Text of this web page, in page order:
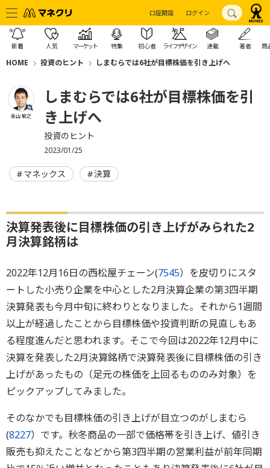
口座開設 ログイン
新着 人気 マーケット 特集 初心者 ライフデザイン 連載 著者 商
HOME 投資のヒント しまむらでは6社が目標株価を引き上げへ
金山 敏之
しまむらでは6社が目標株価を引
き上げへ
投資のヒント
2023/01/25
マネックス 決算
決算発表後に目標株価の引き上げがみられた2
月決算銘柄は
2022年12月16日の西松屋チェーン(7545）を皮切りにスタ
ートした小売り企業を中心とした2月決算企業の第3四半期
決算発表も今月中旬に終わりとなりました。それから1週間
以上が経過したことから目標株価や投資判断の見直しもあ
る程度進んだと思われます。そこで今回は2022年12月中に
決算を発表した2月決算銘柄で決算発表後に目標株価の引き
上げがあったもの（足元の株価を上回るもののみ対象）を
ピックアップしてみました。
そのなかでも目標株価の引き上げが目立つのがしまむら
(8227）です。秋冬商品の一部で価格帯を引き上げ、値引き
販売も抑えたことなどから第3四半期の営業利益が前年同期